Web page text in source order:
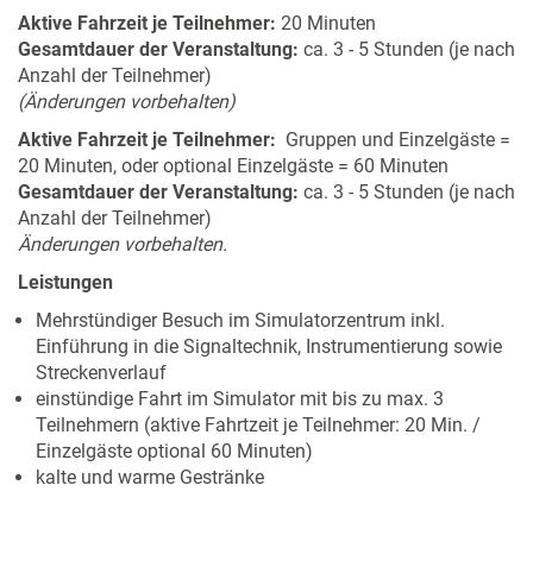
Aktive Fahrzeit je Teilnehmer: 20 Minuten
Gesamtdauer der Veranstaltung: ca. 3 - 5 Stunden (je nach
Anzahl der Teilnehmer)
(Änderungen vorbehalten)
Aktive Fahrzeit je Teilnehmer: Gruppen und Einzelgäste =
20 Minuten, oder optional Einzelgäste = 60 Minuten
Gesamtdauer der Veranstaltung: ca. 3 - 5 Stunden (je nach
Anzahl der Teilnehmer)
Änderungen vorbehalten.
Leistungen
Mehrstündiger Besuch im Simulatorzentrum inkl.
Einführung in die Signaltechnik, Instrumentierung sowie
Streckenverlauf
einstündige Fahrt im Simulator mit bis zu max. 3
Teilnehmern (aktive Fahrtzeit je Teilnehmer: 20 Min. /
Einzelgäste optional 60 Minuten)
kalte und warme Gestränke